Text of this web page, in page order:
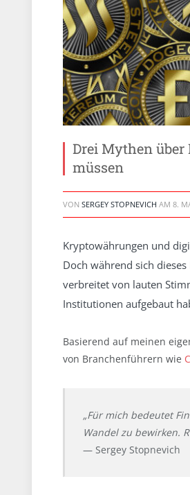
Drei Mythen
müssen
VON SERGEY STOPNEVICH AM 8.
Kryptowährungen und
Doch während sich
verbreitet von lauten
Institutionen aufgebaut
Basierend auf meinen
von Branchenführern wie
„Für mich bedeutet
Wandel zu bewirken.
— Sergey Stopnevich